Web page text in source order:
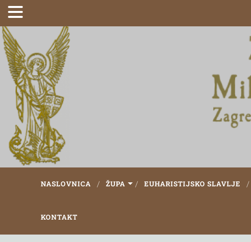
NASLOVNICA ŽUPA EUHARISTIJSKO SLAVLJE
KONTAKT